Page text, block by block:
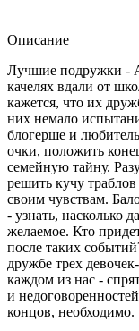
Описание
Лучшие подружки -
качелях вдали от
кажется, что их
них немало
блогерше и
очки, положить
семейную тайну.
решить кучу
своим чувствам.
- узнать, насколько
желаемое. Кто
после таких
дружбе трех
каждом из нас -
и
концов, необходимо._